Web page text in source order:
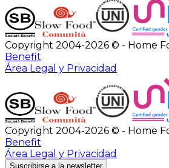
Copyright 2004-2026 © - Home
Benefit
Área Legal y Privacidad
Copyright 2004-2026 © - Home
Benefit
Área Legal y Privacidad
Suscribirse a la newsletter